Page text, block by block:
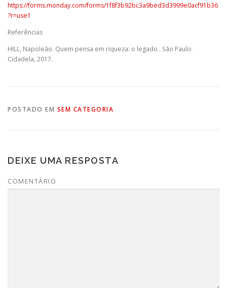
https://forms.monday.com/forms/1f8f3b92bc3a9bed3d3999e0acf91b36
?r=use1
Referências
HILL, Napoleão. Quem pensa em riqueza: o legado . São Paulo:
Cidadela, 2017.
POSTADO EM SEM CATEGORIA
DEIXE UMA RESPOSTA
COMENTÁRIO